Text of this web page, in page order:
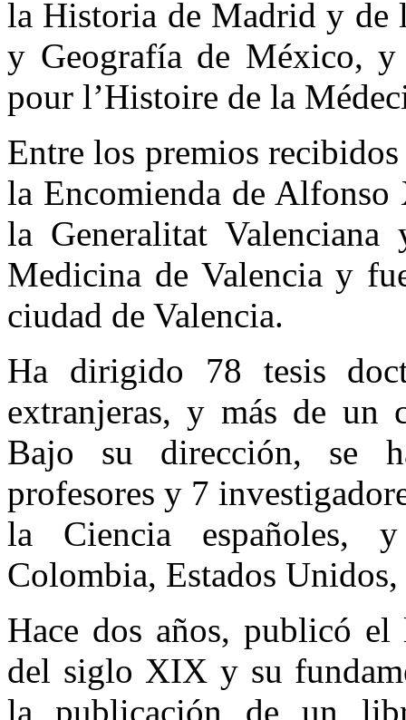
la Historia de Madrid y de
y Geografía de México, y
pour l’Histoire de la
Entre los premios
la Encomienda de
la Generalitat
Medicina de Valencia y
ciudad de Valencia.
Ha dirigido 78 tesis
extranjeras, y más de un
Bajo su dirección, se
profesores y 7
la Ciencia españoles,
Colombia, Estados
Hace dos años, publicó
del siglo XIX y su
la publicación de un